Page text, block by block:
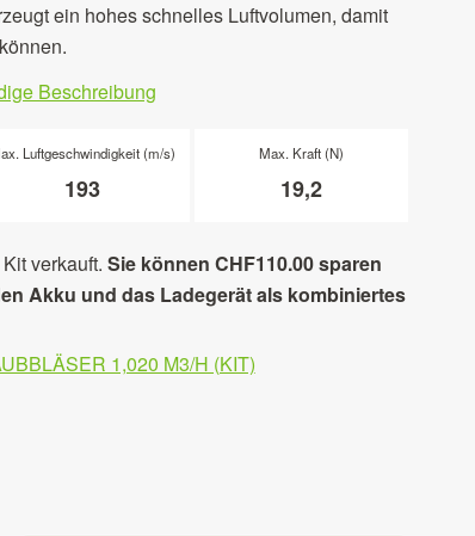
ein hohes schnelles Luftvolumen, damit
Beschreibung
Luftgeschwindigkeit (m/s)
193
Max. Kraft (N)
19,2
verkauft. Sie können CHF110.00 sparen
Akku und das Ladegerät als kombiniertes
1,020 M3/H (KIT)